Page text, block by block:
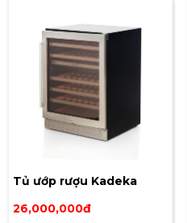
Tủ ướp rượu Kadeka
KA45WR
26,000,000đ